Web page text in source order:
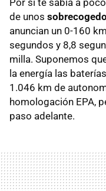
de unos
anuncian un 0-160
segundos y 8,8
milla. Suponemos
la energía las
1.046 km de
homologación EPA,
paso adelante.